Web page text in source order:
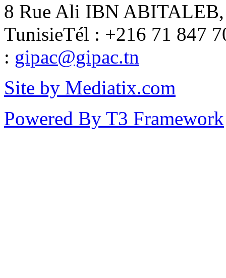
8 Rue Ali IBN ABITALEB,
TunisieTél : +216 71 847
: gipac@gipac.tn
Site by Mediatix.com
Powered By T3 Framework